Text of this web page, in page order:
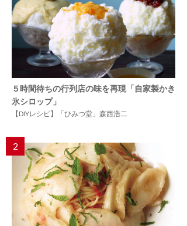
５時間待ちの行列店の味を再現「自家製かき
氷シロップ」
【DIYレシピ】「ひみつ堂」森西浩二
2